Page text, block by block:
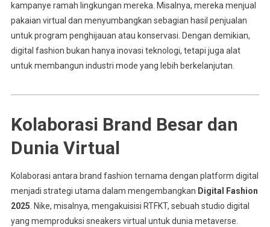
kampanye ramah lingkungan mereka. Misalnya, mereka menjual
pakaian virtual dan menyumbangkan sebagian hasil penjualan
untuk program penghijauan atau konservasi. Dengan demikian,
digital fashion bukan hanya inovasi teknologi, tetapi juga alat
untuk membangun industri mode yang lebih berkelanjutan.
Kolaborasi Brand Besar dan
Dunia Virtual
Kolaborasi antara brand fashion ternama dengan platform digital
menjadi strategi utama dalam mengembangkan Digital Fashion
2025. Nike, misalnya, mengakuisisi RTFKT, sebuah studio digital
yang memproduksi sneakers virtual untuk dunia metaverse.